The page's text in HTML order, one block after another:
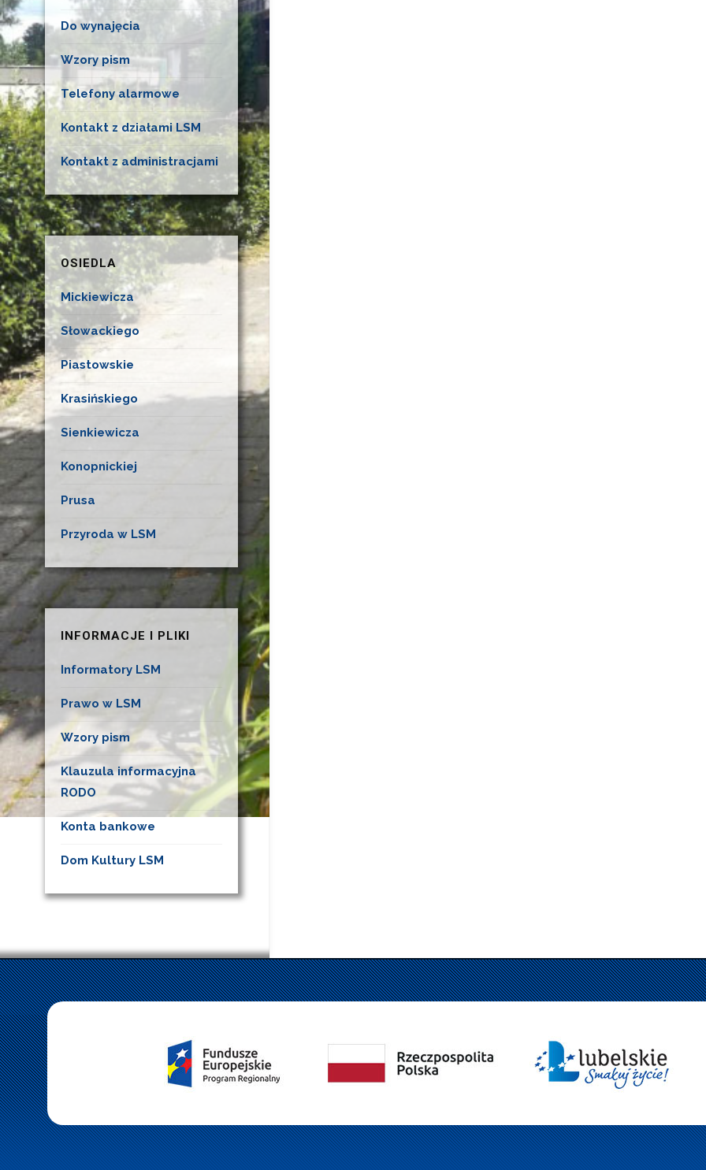
Do wynajęcia
Wzory pism
Telefony alarmowe
Kontakt z działami LSM
Kontakt z administracjami
OSIEDLA
Mickiewicza
Słowackiego
Piastowskie
Krasińskiego
Sienkiewicza
Konopnickiej
Prusa
Przyroda w LSM
INFORMACJE I PLIKI
Informatory LSM
Prawo w LSM
Wzory pism
Klauzula informacyjna
RODO
Konta bankowe
Dom Kultury LSM